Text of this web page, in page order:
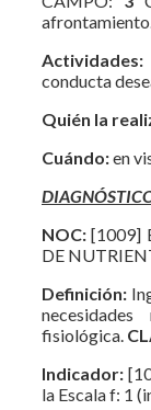
Actividades:
conducta
Quién la
Cuándo:en
NOC:[1009]
DE
Definición:
fisiológica.
Indicador:
la Escala f: 1